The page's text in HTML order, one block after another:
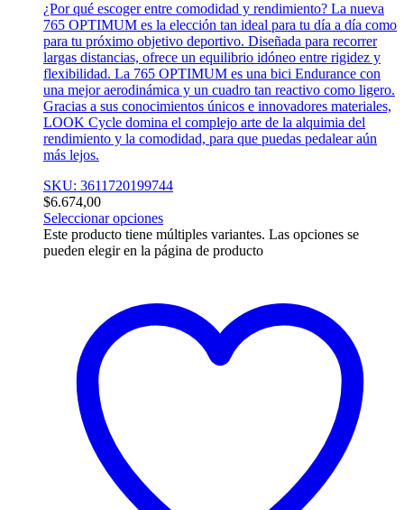
¿Por qué escoger entre comodidad y rendimiento? La nueva
765 OPTIMUM es la elección tan ideal para tu día a día como
para tu próximo objetivo deportivo. Diseñada para recorrer
largas distancias, ofrece un equilibrio idóneo entre rigidez y
flexibilidad. La 765 OPTIMUM es una bici Endurance con
una mejor aerodinámica y un cuadro tan reactivo como ligero.
Gracias a sus conocimientos únicos e innovadores materiales,
LOOK Cycle domina el complejo arte de la alquimia del
rendimiento y la comodidad, para que puedas pedalear aún
más lejos.
SKU: 3611720199744
$6.674,00
Seleccionar opciones
Este producto tiene múltiples variantes. Las opciones se
pueden elegir en la página de producto